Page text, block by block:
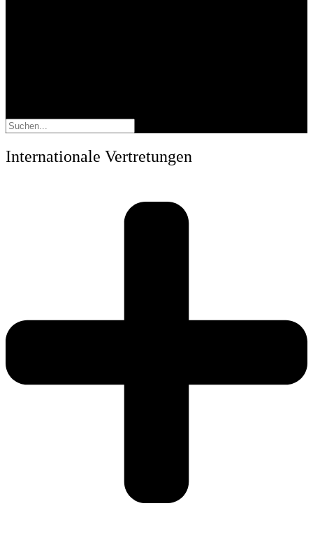
Internationale Vertretungen